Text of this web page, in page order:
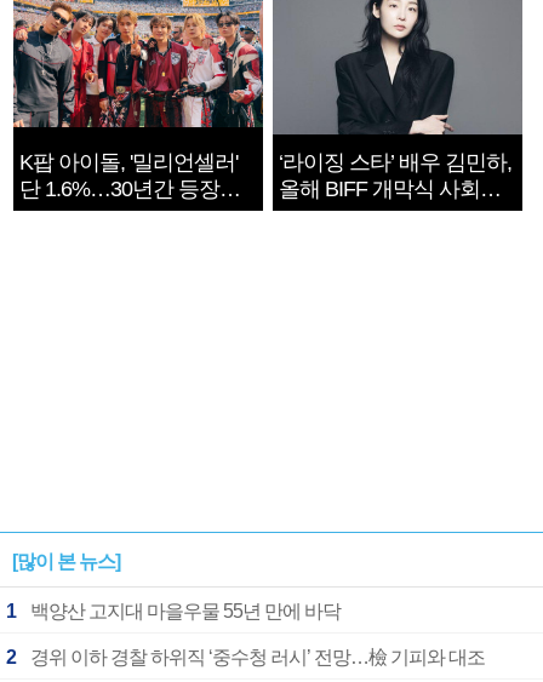
K팝 아이돌, '밀리언셀러'
단 1.6%…30년간 등장
1182개팀 전수조사
‘라이징 스타’ 배우 김민하,
올해 BIFF 개막식 사회자
확정
[많이 본 뉴스]
1 백양산 고지대 마을우물 55년 만에 바닥
2 경위 이하 경찰 하위직 ‘중수청 러시’ 전망…檢 기피와 대조